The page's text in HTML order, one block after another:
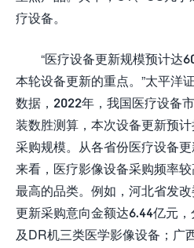
疗设备。
“医疗设备更新规模预计达
本轮设备更新的重点。”太平洋
数据，2022年，我国医疗设备
装数胜测算，本次设备更新预
采购规模。从各省份医疗设备
来看，医疗影像设备采购频率
最高的品类。例如，河北省发
更新采购意向金额达6.44亿元
及DR机三类医学影像设备；广